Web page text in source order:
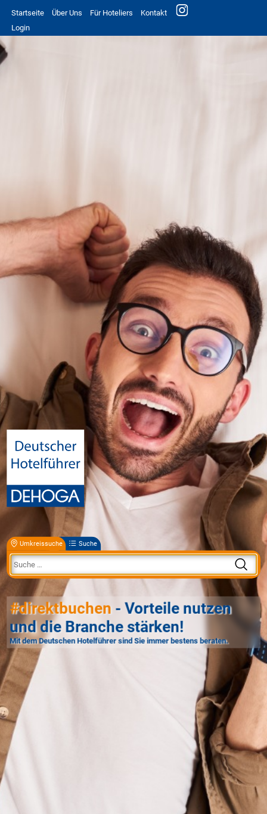
Startseite Über Uns Für Hoteliers
Kontakt
Login
Umkreissuche Suche
#direktbuchen - Vorteile nutzen
und die Branche stärken!
Mit dem Deutschen Hotelführer sind Sie immer bestens beraten.